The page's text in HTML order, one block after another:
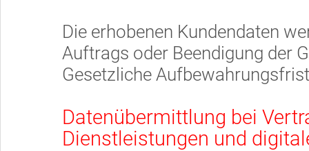
Die erhobenen Kundendaten
Auftrags oder Beendigung der
Gesetzliche
Datenübermittlung bei
Dienstleistungen und